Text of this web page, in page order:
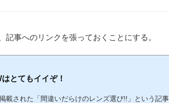
事へのリンクを張っておくことにする。
とてもイイぞ！
された「間違いだらけのレンズ選び!!」という記